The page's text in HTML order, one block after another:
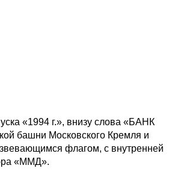
«1994 г.», внизу слова «БАНК
башни Московского Кремля и
флагом, с внутренней
«ММД».